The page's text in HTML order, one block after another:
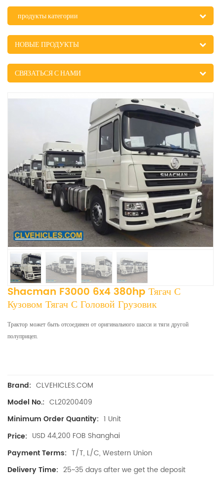
продукты категории
НОВЫЕ ПРОДУКТЫ
СВЯЗАТЬСЯ С НАМИ
Shacman F3000 6x4 380hp Тягач С
Кузовом Тягач С Головой Грузовик
Трактор может быть отсоединен от оригинального шасси и тяги другой
полуприцеп.
Brand: CLVEHICLES.COM
Model No.: CL20200409
Minimum Order Quantity: 1 Unit
Price: USD 44,200 FOB Shanghai
Payment Terms: T/T, L/C, Western Union
Delivery Time: 25~35 days after we get the deposit